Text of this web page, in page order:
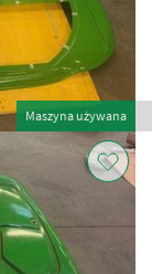
Maszyna używana